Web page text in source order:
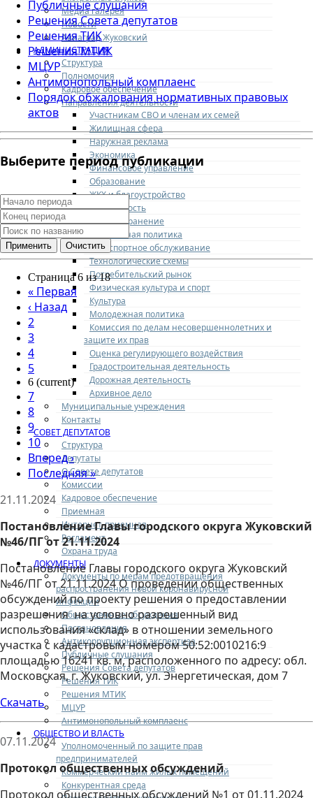
Медиа галерея
Новости
Авиаград Жуковский
АДМИНИСТРАЦИЯ
Структура
Полномочия
Кадровое обеспечение
Направления деятельности
Участникам СВО и членам их семей
Жилищная сфера
Наружная реклама
Экономика
Финансовое управление
Образование
ЖКХ и благоустройство
Безопасность
Здравоохранение
Социальная политика
Транспортное обслуживание
Технологические схемы
Потребительский рынок
Физическая культура и спорт
Культура
Молодежная политика
Комиссия по делам несовершеннолетних и
защите их прав
Оценка регулирующего воздействия
Градостроительная деятельность
Дорожная деятельность
Архивное дело
Муниципальные учреждения
Контакты
СОВЕТ ДЕПУТАТОВ
Структура
Депутаты
О Совете депутатов
Комиссии
Кадровое обеспечение
Приемная
Интернет-приемная
Регламент
Охрана труда
ДОКУМЕНТЫ
Документы по мерам предотвращения
распространения новой коронавирусной
инфекции
Общественные обсуждения
Постановления
Антикоррупционная экспертиза
Публичные слушания
Решения Совета депутатов
Решения ТИК
Решения МТИК
МЦУР
Антимонопольный комплаенс
ОБЩЕСТВО И ВЛАСТЬ
Уполномоченный по защите прав
предпринимателей
Коммерческий найм жилых помещений
Конкурентная среда
Публичные слушания
Решения Совета депутатов
Решения ТИК
Решения МТИК
МЦУР
Антимонопольный комплаенс
Порядок обжалования нормативных правовых
актов
Выберите период публикации
Страница 6 из 18
« Первая
‹ Назад
2
3
4
5
6 (current)
7
8
9
10
Вперед›
Последняя»
21.11.2024
Постановление Главы городского округа Жуковский
№46/ПГ от 21.11.2024
Постановление Главы городского округа Жуковский
№46/ПГ от 21.11.2024 О проведении общественных
обсуждений по проекту решения о предоставлении
разрешения на условно разрешенный вид
использования «склад» в отношении земельного
участка с кадастровым номером 50:52:0010216:9
площадью 16241 кв. м, расположенного по адресу: обл.
Московская, г. Жуковский, ул. Энергетическая, дом 7
Скачать
07.11.2024
Протокол общественных обсуждений
Протокол общественных обсуждений №1 от 01.11.2024